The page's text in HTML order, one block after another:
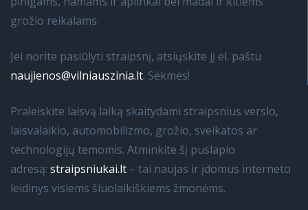
grožio reikalams.
Jei norite pasiūlyti straipsnį, atsiųskite jį el. paštu
naujienos@vilniauszinia.lt. Sėkmės!
Praleiskite laisvą laiką skaitydami straipsnius verslo,
laisvalaikio, automobilizmo, grožio, sveikatos ar
technologijų temomis. Atminkite šį puslapio
adresą: straipsniukai.lt – tai naujas ir įdomus interneto
leidinys visiems šiuolaikiškiems žmonėms.